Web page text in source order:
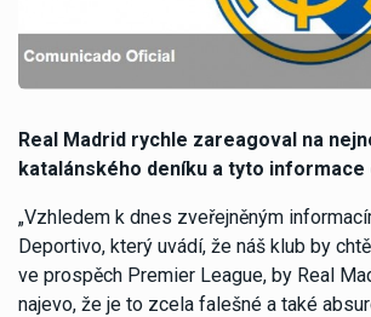
Real Madrid rychle zareagoval na
katalánského deníku a tyto informace
„Vzhledem k dnes zveřejněným
Deportivo, který uvádí, že náš klub by
ve prospěch Premier League, by Real
najevo, že je to zcela falešné a také